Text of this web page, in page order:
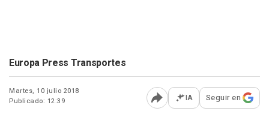
Europa Press Transportes
Martes, 10 julio 2018
Publicado: 12:39
Abrir opciones para
IA Seguir en